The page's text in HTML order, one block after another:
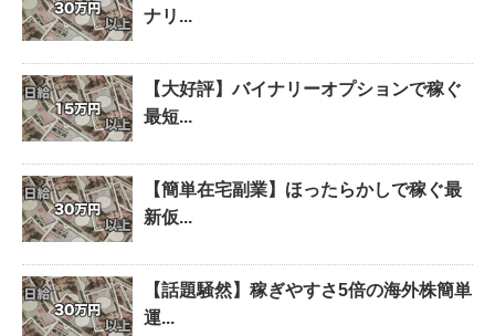
ナリ...
【大好評】バイナリーオプションで稼ぐ
最短...
【簡単在宅副業】ほったらかしで稼ぐ最
新仮...
【話題騒然】稼ぎやすさ5倍の海外株簡単
運...